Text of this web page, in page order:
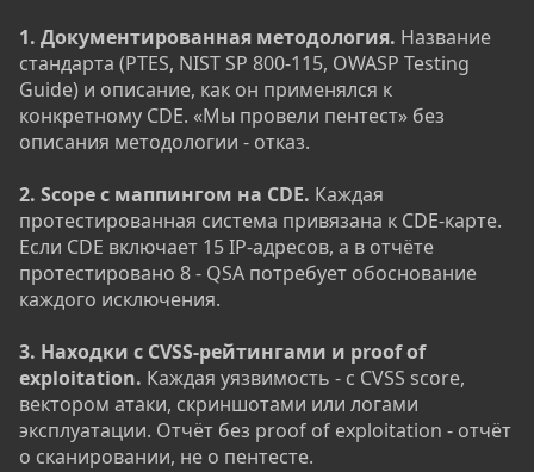
1. Документированная методология. Название
стандарта (PTES, NIST SP 800-115, OWASP Testing
Guide) и описание, как он применялся к
конкретному CDE. «Мы провели пентест» без
описания методологии - отказ.
2. Scope с маппингом на CDE. Каждая
протестированная система привязана к CDE-карте.
Если CDE включает 15 IP-адресов, а в отчёте
протестировано 8 - QSA потребует обоснование
каждого исключения.
3. Находки с CVSS-рейтингами и proof of
exploitation. Каждая уязвимость - с CVSS score,
вектором атаки, скриншотами или логами
эксплуатации. Отчёт без proof of exploitation - отчёт
о сканировании, не о пентесте.